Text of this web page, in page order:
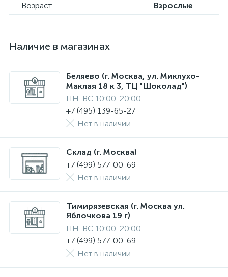
Возраст
Взрослые
Наличие в магазинах
Беляево (г. Москва, ул. Миклухо-
Маклая 18 к 3, ТЦ "Шоколад")
ПН-ВС 10:00-20:00
+7 (495) 139-65-27
Нет в наличии
Склад (г. Москва)
+7 (499) 577-00-69
Нет в наличии
Тимирязевская (г. Москва ул.
Яблочкова 19 г)
ПН-ВС 10:00-20:00
+7 (499) 577-00-69
Нет в наличии